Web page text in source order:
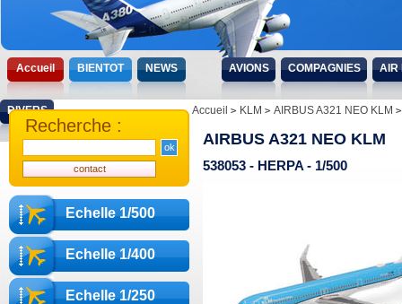
Accueil BIENTOT NEWS AVIONS COMPAGNIES AIR
DIVERS
Echelle 1/500
Echelle 1/400
Echelle 1/250
Recherche :
Accueil KLM AIRBUS A321 NEO KLM
AIRBUS A321 NEO KLM
538053 - HERPA - 1/500